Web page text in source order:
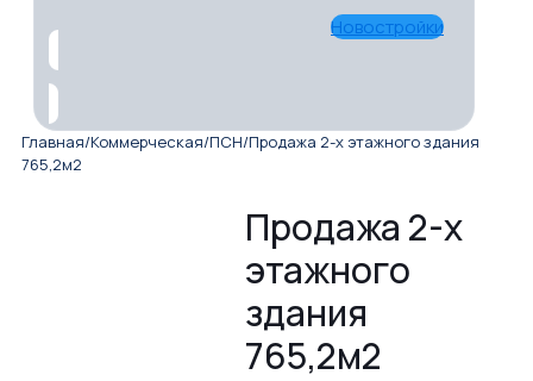
Новостройки
Главная/Коммерческая/ПСН/Продажа 2-х этажного здания
765,2м2
Продажа 2-х
этажного
здания
765,2м2